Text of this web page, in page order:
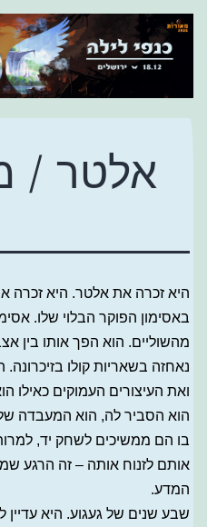
Skip
to
content
מאורות
2025
אלטר /
היא זכרה את אלטר. היא זכרה
באסימון הפוקר הבלוי שלו.
מהשוליים. הוא הפך אותו בין
נאחזה בשאריות קולו
ואת העיצורים העמוקים
הוא הסביר לה, הוא המעבדה
בו הם ממשיכים לשחק יד,
אותם לזנוח אותה – זה הרגע
המדע.
שבע שנים של געגוע. היא